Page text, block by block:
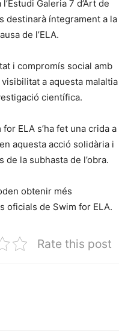
Galeria 7 d’Art de
destinarà íntegrament a la
de l’ELA.
i compromís social amb
a aquesta malaltia
científica.
ELA s’ha fet una crida a
aquesta acció solidària i
de la subhasta de l’obra.
obtenir més
oficials de Swim for ELA.
Rate this post